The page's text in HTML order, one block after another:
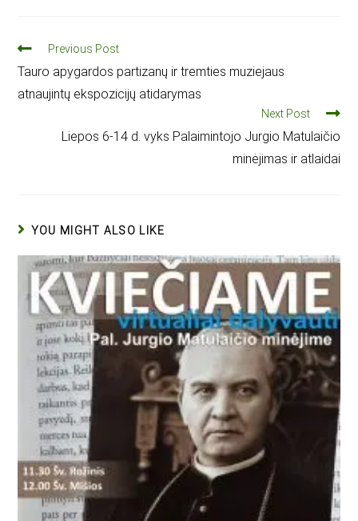
Previous Post
Tauro apygardos partizanų ir tremties muziejaus
atnaujintų ekspozicijų atidarymas
Next Post
Liepos 6-14 d. vyks Palaimintojo Jurgio Matulaičio
minėjimas ir atlaidai
YOU MIGHT ALSO LIKE